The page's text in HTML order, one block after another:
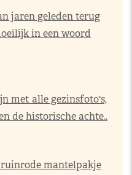
jaren geleden terug
in een woord
met alle gezinsfoto's,
de historische achte..
mantelpakje